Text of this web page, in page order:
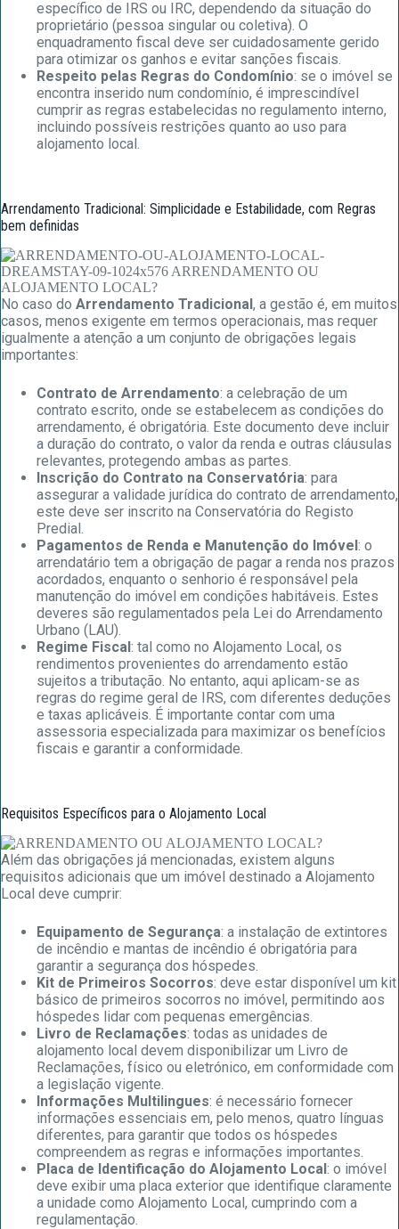
específico de IRS ou IRC, dependendo da situação do
proprietário (pessoa singular ou coletiva). O
enquadramento fiscal deve ser cuidadosamente gerido
para otimizar os ganhos e evitar sanções fiscais.
Respeito pelas Regras do Condomínio: se o imóvel se
encontra inserido num condomínio, é imprescindível
cumprir as regras estabelecidas no regulamento interno,
incluindo possíveis restrições quanto ao uso para
alojamento local.
Arrendamento Tradicional: Simplicidade e Estabilidade, com Regras
bem definidas
No caso do Arrendamento Tradicional, a gestão é, em muitos
casos, menos exigente em termos operacionais, mas requer
igualmente a atenção a um conjunto de obrigações legais
importantes:
Contrato de Arrendamento: a celebração de um
contrato escrito, onde se estabelecem as condições do
arrendamento, é obrigatória. Este documento deve incluir
a duração do contrato, o valor da renda e outras cláusulas
relevantes, protegendo ambas as partes.
Inscrição do Contrato na Conservatória: para
assegurar a validade jurídica do contrato de arrendamento,
este deve ser inscrito na Conservatória do Registo
Predial.
Pagamentos de Renda e Manutenção do Imóvel: o
arrendatário tem a obrigação de pagar a renda nos prazos
acordados, enquanto o senhorio é responsável pela
manutenção do imóvel em condições habitáveis. Estes
deveres são regulamentados pela Lei do Arrendamento
Urbano (LAU).
Regime Fiscal: tal como no Alojamento Local, os
rendimentos provenientes do arrendamento estão
sujeitos a tributação. No entanto, aqui aplicam-se as
regras do regime geral de IRS, com diferentes deduções
e taxas aplicáveis. É importante contar com uma
assessoria especializada para maximizar os benefícios
fiscais e garantir a conformidade.
Requisitos Específicos para o Alojamento Local
Além das obrigações já mencionadas, existem alguns
requisitos adicionais que um imóvel destinado a Alojamento
Local deve cumprir:
Equipamento de Segurança: a instalação de extintores
de incêndio e mantas de incêndio é obrigatória para
garantir a segurança dos hóspedes.
Kit de Primeiros Socorros: deve estar disponível um kit
básico de primeiros socorros no imóvel, permitindo aos
hóspedes lidar com pequenas emergências.
Livro de Reclamações: todas as unidades de
alojamento local devem disponibilizar um Livro de
Reclamações, físico ou eletrónico, em conformidade com
a legislação vigente.
Informações Multilingues: é necessário fornecer
informações essenciais em, pelo menos, quatro línguas
diferentes, para garantir que todos os hóspedes
compreendem as regras e informações importantes.
Placa de Identificação do Alojamento Local: o imóvel
deve exibir uma placa exterior que identifique claramente
a unidade como Alojamento Local, cumprindo com a
regulamentação.